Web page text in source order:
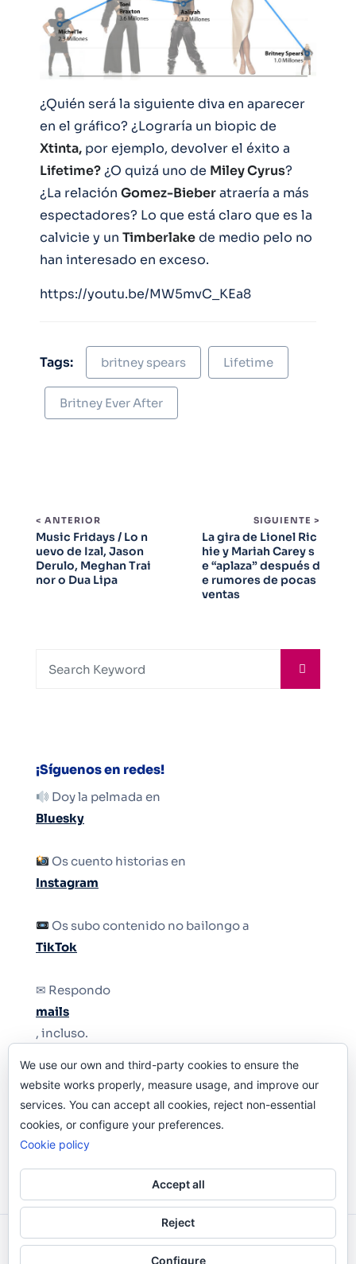
¿Quién será la siguiente diva en aparecer
en el gráfico? ¿Lograría un biopic de
Xtinta, por ejemplo, devolver el éxito a
Lifetime?¿O quizá uno de Miley Cyrus?
¿La relación Gomez-Bieberatraería a más
espectadores? Lo que está claro que es la
calvicie y un Timberlakede medio pelo no
han interesado en exceso.
https://youtu.be/MW5mvC_KEa8
Tags: britney spears Lifetime
Britney Ever After
< ANTERIOR
Music Fridays / Lo n
uevo de Izal, Jason
Derulo, Meghan Trai
nor o Dua Lipa
SIGUIENTE >
La gira de Lionel Ric
hie y Mariah Carey s
e “aplaza” después d
e rumores de pocas
ventas
¡Síguenos en redes!
Doy la pelmada en
Bluesky
Os cuento historias en
Instagram
Os subo contenido no bailongo a
TikTok
✉ Respondo
mails
, incluso.
Y si una persona no puede tener teléfono, que
le quiten el teléfono.
Odi O'Malley © 2016-2025. Todos Los Derechos
We use our own and third-party cookies to ensure the
website works properly, measure usage, and improve our
services. You can accept all cookies, reject non-essential
cookies, or configure your preferences.
Cookie policy
Accept all
Reject
Configure